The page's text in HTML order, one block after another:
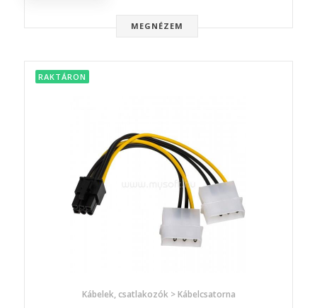
MEGNÉZEM
RAKTÁRON
Kábelek, csatlakozók > Kábelcsatorna